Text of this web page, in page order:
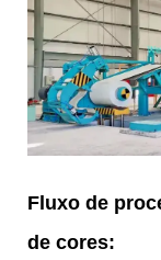
Fluxo de
de cores: